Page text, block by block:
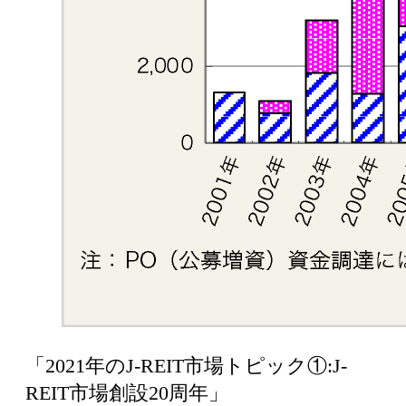
「2021年のJ-REIT市場トピック①:J-
REIT市場創設20周年」